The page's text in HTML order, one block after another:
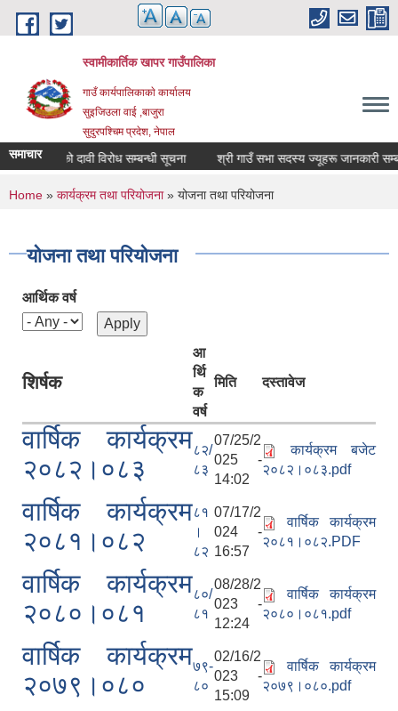
Skip to main content
स्वामीकार्तिक खापर गाउँपालिका
गाउँ कार्यपालिकाकाे कार्यालय
सुइजिउला वाई ,बाजुरा
सुदुरपश्चिम प्रदेश, नेपाल
समाचार
दर्ताको दावी विरोध सम्बन्धी सूचना श्री गाउँ सभा सदस्य ज्यूहरू जानकारी सम्बन्धमा
You are here
Home » कार्यक्रम तथा परियोजना» योजना तथा परियोजना
योजना तथा परियोजना
आर्थिक वर्ष
शिर्षक
आ
र्थि
क
वर्ष
मिति दस्तावेज
वार्षिक कार्यक्रम
२०८२।०८३
८२/
८३
07/25/2
025 -
14:02
कार्यक्रम बजेट
२०८२।०८३.pdf
वार्षिक कार्यक्रम
२०८१।०८२
८१
।
८२
07/17/2
024 -
16:57
वार्षिक कार्यक्रम
२०८१।०८२.PDF
वार्षिक कार्यक्रम
२०८०।०८१
८०/
८१
08/28/2
023 -
12:24
वार्षिक कार्यक्रम
२०८०।०८१.pdf
वार्षिक कार्यक्रम
२०७९।०८०
७९-
८०
02/16/2
023 -
15:09
वार्षिक कार्यक्रम
२०७९।०८०.pdf